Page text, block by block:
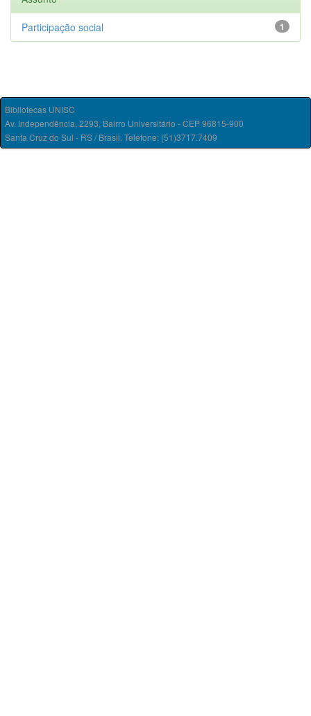
1
Participação social
Bibliotecas UNISC
Av. Independência, 2293, Bairro Universitário - CEP 96815-900
Santa Cruz do Sul - RS / Brasil. Telefone: (51)3717.7409